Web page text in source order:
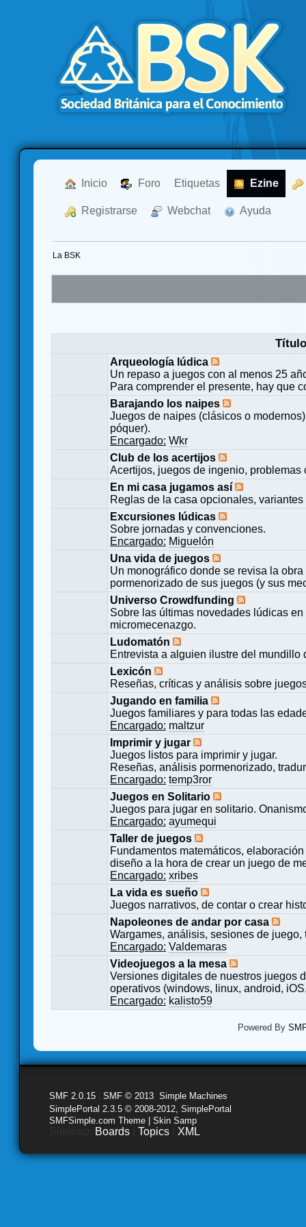
Inicio Foro Etiquetas Ezine
Registrarse Webchat Ayuda
La BSK
Título
Arqueología lúdica
Un repaso a juegos con al menos 25
Para comprender el presente, hay que
Barajando los naipes
Juegos de naipes (clásicos o
póquer).
Encargado: Wkr
Club de los acertijos
Acertijos, juegos de ingenio,
En mi casa jugamos así
Reglas de la casa opcionales,
Excursiones lúdicas
Sobre jornadas y convenciones.
Encargado: Miguelón
Una vida de juegos
Un monográfico donde se revisa la
pormenorizado de sus juegos (y sus
Universo Crowdfunding
Sobre las últimas novedades lúdicas
micromecenazgo.
Ludomatón
Entrevista a alguien ilustre del mundillo
Lexicón
Reseñas, críticas y análisis sobre
Jugando en familia
Juegos familiares y para todas las
Encargado: maltzur
Imprimir y jugar
Juegos listos para imprimir y jugar.
Reseñas, análisis pormenorizado,
Encargado: temp3ror
Juegos en Solitario
Juegos para jugar en solitario.
Encargado: ayumequi
Taller de juegos
Fundamentos matemáticos,
diseño a la hora de crear un juego de
Encargado: xribes
La vida es sueño
Juegos narrativos, de contar o crear
Napoleones de andar por casa
Wargames, análisis, sesiones de
Encargado: Valdemaras
Videojuegos a la mesa
Versiones digitales de nuestros juegos
operativos (windows, linux, android,
Encargado: kalisto59
Powered By
SMF 2.0.15 SMF © 2013 Simple Machines
SimplePortal 2.3.5 © 2008-2012, SimplePortal
SMFSimple.com Theme | Skin Samp
Boards Topics XML